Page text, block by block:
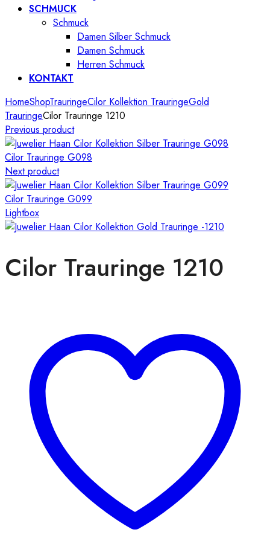
SCHMUCK
Schmuck
Damen Silber Schmuck
Damen Schmuck
Herren Schmuck
KONTAKT
HomeShopTrauringeCilor Kollektion TrauringeGold
TrauringeCilor Trauringe 1210
Previous product
Cilor Trauringe G098
Next product
Cilor Trauringe G099
Lightbox
Cilor Trauringe 1210